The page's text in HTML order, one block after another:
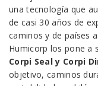
una tecnología que
de casi 30 años de
caminos y de países
Humicorp los pone a
Corpi Seal y Corpi
objetivo, caminos